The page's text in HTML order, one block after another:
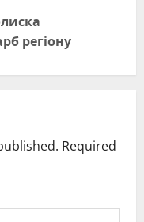
регіону
Required